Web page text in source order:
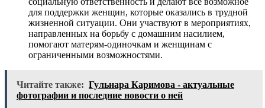
для поддержки женщин, которые оказались в трудной
жизненной ситуации. Они участвуют в мероприятиях,
направленных на борьбу с домашним насилием,
помогают матерям-одиночкам и женщинам с
ограниченными возможностями.
Читайте также: Гульнара Каримова - актуальные
фотографии и последние новости о ней